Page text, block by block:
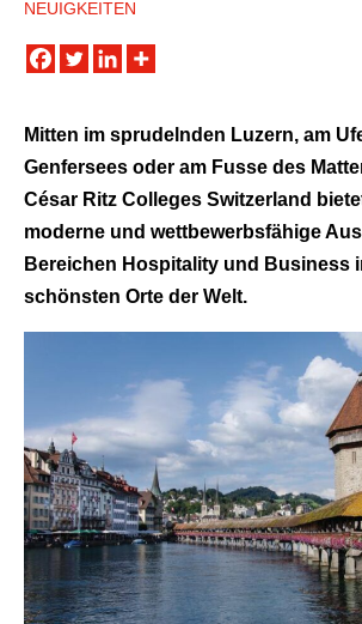
NEUIGKEITEN
Mitten im sprudelnden Luzern, am
Genfersees oder am Fusse des
César Ritz Colleges Switzerland
moderne und wettbewerbsfähige
Bereichen Hospitality und Business
schönsten Orte der Welt.